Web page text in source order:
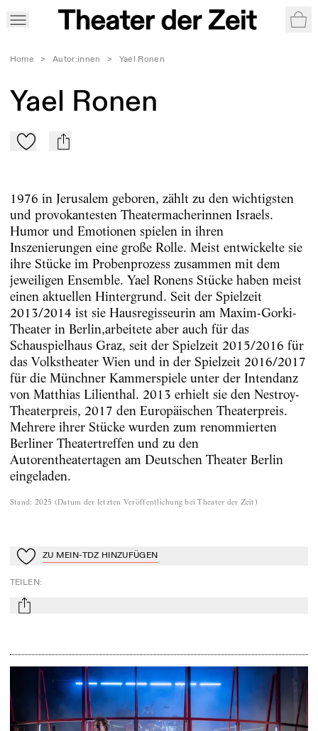
Home > Autor:innen > Yael Ronen
Yael Ronen
Zu Mein-TdZ hinzufügen
mail
1976 in Jerusalem geboren, zählt zu den wichtigsten
und provokantesten Theatermacherinnen Israels.
Humor und Emotionen spielen in ihren
Inszenierungen eine große Rolle. Meist entwickelte sie
ihre Stücke im Probenprozess zusammen mit dem
jeweiligen Ensemble. Yael Ronens Stücke haben meist
einen aktuellen Hintergrund. Seit der Spielzeit
2013/2014 ist sie Hausregisseurin am Maxim-Gorki-
Theater in Berlin,arbeitete aber auch für das
Schauspielhaus Graz, seit der Spielzeit 2015/2016 für
das Volkstheater Wien und in der Spielzeit 2016/2017
für die Münchner Kammerspiele unter der Intendanz
von Matthias Lilienthal. 2013 erhielt sie den Nestroy-
Theaterpreis, 2017 den Europäischen Theaterpreis.
Mehrere ihrer Stücke wurden zum renommierten
Berliner Theatertreffen und zu den
Autorentheatertagen am Deutschen Theater Berlin
eingeladen.
Stand: 2025 (Datum der letzten Veröffentlichung bei Theater der Zeit )
Zu Mein-TdZ hinzufügen
ZU MEIN-TDZ HINZUFÜGEN
TEILEN:
mail